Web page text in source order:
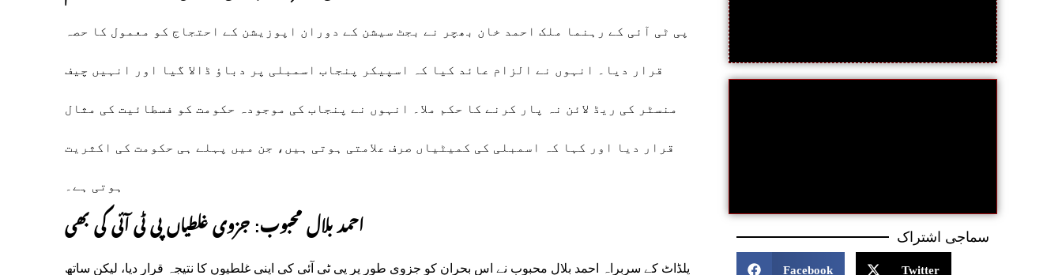
پی ٹی آئی کے رہنما ملک احمد خان بھچر نے بجٹ سیشن کے دوران اپوزیشن کے احتجاج کو معمول کا حصہ
قرار دیا۔ انہوں نے الزام عائد کیا کہ اسپیکر پنجاب اسمبلی پر دباؤ ڈالا گیا اور انہیں چیف
منسٹر کی ریڈ لائن نہ پار کرنے کا حکم ملا۔ انہوں نے پنجاب کی موجودہ حکومت کو فسطائیت کی مثال
قرار دیا اور کہا کہ اسمبلی کی کمیٹیاں صرف علامتی ہوتی ہیں، جن میں پہلے ہی حکومت کی اکثریت
ہوتی ہے۔
احمد بلال محبوب: جزوی غلطیاں پی ٹی آئی کی بھی
پلڈاٹ کے سربراہ احمد بلال محبوب نے اس بحران کو جزوی طور پر پی ٹی آئی کی اپنی غلطیوں کا نتیجہ قرار دیا، لیکن ساتھ
سماجی اشتراک
Facebook Twitter